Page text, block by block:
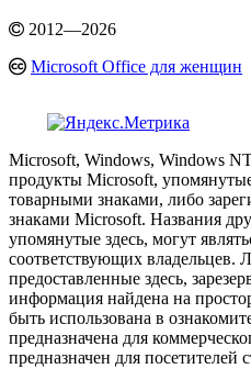
2012—2026
Microsoft Office для женщин
Microsoft, Windows, Windows
продукты Microsoft,
товарными знаками, либо
знаками Microsoft. Названия
упомянутые здесь, могут
соответствующих владельцев.
предоставленные здесь,
информация найдена на
быть использована в
предназначена для
предназначен для посетителей